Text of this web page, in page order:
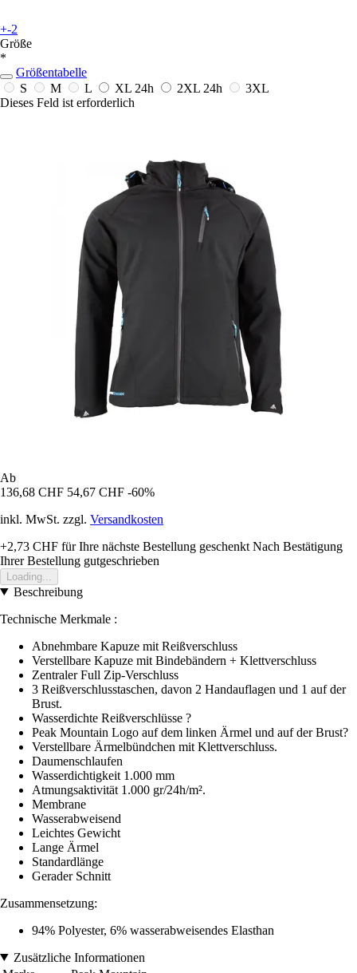
+-2
Größe
*
Größentabelle
S
M L XL 24h 2XL 24h
3XL
Dieses Feld ist erforderlich
Ab
136,68 CHF 54,67 CHF -60%
inkl. MwSt. zzgl. Versandkosten
+2,73 CHF für Ihre nächste Bestellung geschenkt Nach Bestätigung
Ihrer Bestellung gutgeschrieben
Loading...
Beschreibung
Technische Merkmale :
Abnehmbare Kapuze mit Reißverschluss
Verstellbare Kapuze mit Bindebändern + Klettverschluss
Zentraler Full Zip-Verschluss
3 Reißverschlusstaschen, davon 2 Handauflagen und 1 auf der
Brust.
Wasserdichte Reißverschlüsse ?
Peak Mountain Logo auf dem linken Ärmel und auf der Brust?
Verstellbare Ärmelbündchen mit Klettverschluss.
Daumenschlaufen
Wasserdichtigkeit 1.000 mm
Atmungsaktivität 1.000 gr/24h/m².
Membrane
Wasserabweisend
Leichtes Gewicht
Lange Ärmel
Standardlänge
Gerader Schnitt
Zusammensetzung:
94% Polyester, 6% wasserabweisendes Elasthan
Zusätzliche Informationen